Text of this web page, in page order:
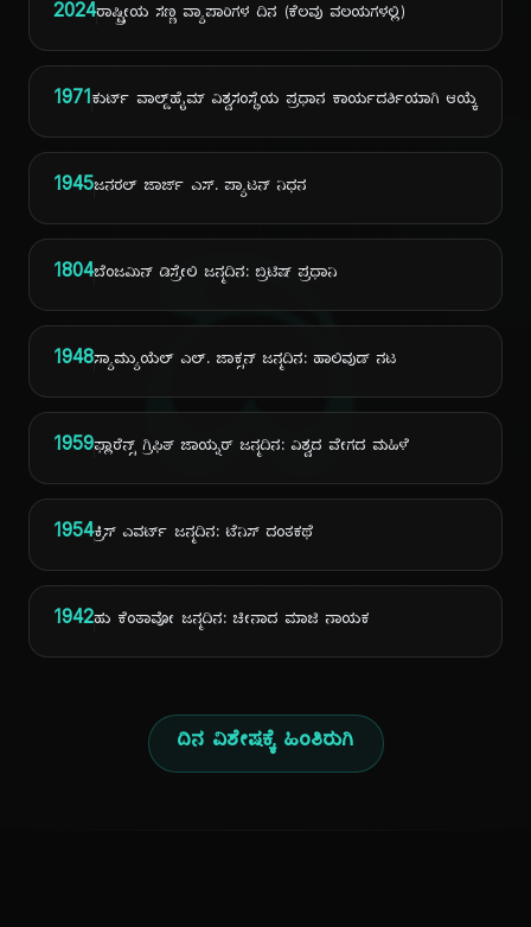
ದಿ
2024ರಾಷ್ಟ್ರೀಯ ಸಣ್ಣ ವ್ಯಾಪಾರಿಗಳ ದಿನ (ಕೆಲವು ವಲಯಗಳಲ್ಲಿ)
1971ಕುರ್ಟ್ ವಾಲ್ಡ್‌ಹೈಮ್ ವಿಶ್ವಸಂಸ್ಥೆಯ ಪ್ರಧಾನ ಕಾರ್ಯದರ್ಶಿಯಾಗಿ ಆಯ್ಕೆ
1945ಜನರಲ್ ಜಾರ್ಜ್ ಎಸ್. ಪ್ಯಾಟನ್ ನಿಧನ
1804ಬೆಂಜಮಿನ್ ಡಿಸ್ರೇಲಿ ಜನ್ಮದಿನ: ಬ್ರಿಟಿಷ್ ಪ್ರಧಾನಿ
1948ಸ್ಯಾಮ್ಯುಯೆಲ್ ಎಲ್. ಜಾಕ್ಸನ್ ಜನ್ಮದಿನ: ಹಾಲಿವುಡ್ ನಟ
1959ಫ್ಲಾರೆನ್ಸ್ ಗ್ರಿಫಿತ್ ಜಾಯ್ನರ್ ಜನ್ಮದಿನ: ವಿಶ್ವದ ವೇಗದ ಮಹಿಳೆ
1954ಕ್ರಿಸ್ ಎವರ್ಟ್ ಜನ್ಮದಿನ: ಟೆನಿಸ್ ದಂತಕಥೆ
1942ಹು ಕೆಂತಾವೋ ಜನ್ಮದಿನ: ಚೀನಾದ ಮಾಜಿ ನಾಯಕ
ದಿನ ವಿಶೇಷಕ್ಕೆ ಹಿಂತಿರುಗಿ